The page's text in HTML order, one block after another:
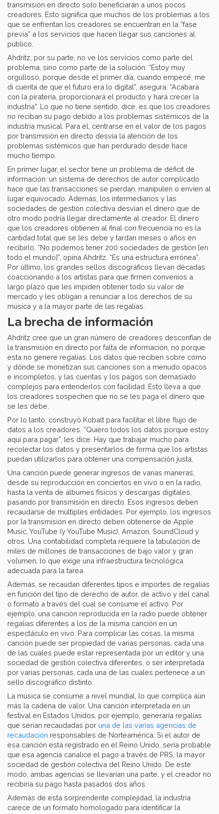
transmisión en directo solo beneficiarán a unos pocos
creadores. Esto significa que muchos de los problemas a los
que se enfrentan los creadores se encuentran en la “fase
previa” a los servicios que hacen llegar sus canciones al
público.
Ahdritz, por su parte, no ve los servicios como parte del
problema, sino como parte de la solución. “Estoy muy
orgulloso, porque desde el primer día, cuando empecé, me
di cuenta de que el futuro era lo digital”, asegura. “Acabará
con la piratería, proporcionará el producto y hará crecer la
industria”. Lo que no tiene sentido, dice, es que los creadores
no reciban su pago debido a los problemas sistémicos de la
industria musical. Para él, centrarse en el valor de los pagos
por transmisión en directo desvía la atención de los
problemas sistémicos que han perdurado desde hace
mucho tiempo.
En primer lugar, el sector tiene un problema de déficit de
información: un sistema de derechos de autor complicado
hace que las transacciones se pierdan, manipulen o envíen al
lugar equivocado. Además, los intermediarios y las
sociedades de gestión colectiva desvían el dinero que de
otro modo podría llegar directamente al creador. El dinero
que los creadores obtienen al final con frecuencia no es la
cantidad total que se les debe y tardan meses o años en
recibirlo. “No podemos tener 200 sociedades de gestión [en
todo el mundo]”, opina Ahdritz. “Es una estructura errónea”.
Por último, los grandes sellos discográficos llevan décadas
coaccionando a los artistas para que firmen convenios a
largo plazo que les impiden obtener todo su valor de
mercado y les obligan a renunciar a los derechos de su
música y a la mayor parte de las regalías.
La brecha de información
Ahdritz cree que un gran número de creadores desconfían de
la transmisión en directo por falta de información, no porque
esta no genere regalías. Los datos que reciben sobre cómo
y dónde se monetizan sus canciones son a menudo opacos
e incompletos, y las cuentas y los pagos son demasiado
complejos para entenderlos con facilidad. Esto lleva a que
los creadores sospechen que no se les paga el dinero que
se les debe.
Por lo tanto, construyó Kobalt para facilitar el libre flujo de
datos a los creadores. “Quiero todos los datos porque estoy
aquí para pagar”, les dice. Hay que trabajar mucho para
recolectar los datos y presentarlos de forma que los artistas
puedan utilizarlos para obtener una compensación justa.
Una canción puede generar ingresos de varias maneras,
desde su reproducción en conciertos en vivo o en la radio,
hasta la venta de álbumes físicos y descargas digitales,
pasando por transmisión en directo. Esos ingresos deben
recaudarse de múltiples entidades. Por ejemplo, los ingresos
por la transmisión en directo deben obtenerse de Apple
Music, YouTube (y YouTube Music), Amazon, SoundCloud y
otros. Una contabilidad completa requiere la tabulación de
miles de millones de transacciones de bajo valor y gran
volumen, lo que exige una infraestructura tecnológica
adecuada para la tarea.
Además, se recaudan diferentes tipos e importes de regalías
en función del tipo de derecho de autor, de activo y del canal
o formato a través del cual se consume el activo. Por
ejemplo, una canción reproducida en la radio puede obtener
regalías diferentes a los de la misma canción en un
espectáculo en vivo. Para complicar las cosas, la misma
canción puede ser propiedad de varias personas, cada una
de las cuales puede estar representada por un editor y una
sociedad de gestión colectiva diferentes, o ser interpretada
por varias personas, cada una de las cuales pertenece a un
sello discográfico distinto.
La música se consume a nivel mundial, lo que complica aún
más la cadena de valor. Una canción interpretada en un
festival en Estados Unidos, por ejemplo, generaría regalías
que serían recaudadas por una de las varias agencias de
recaudación responsables de Norteamérica. Si el autor de
esa canción está registrado en el Reino Unido, sería probable
que esa agencia canalice el pago a través de PRS, la mayor
sociedad de gestión colectiva del Reino Unido. De este
modo, ambas agencias se llevarían una parte, y el creador no
recibiría su pago hasta pasados dos años.
Además de esta sorprendente complejidad, la industria
carece de un formato homologado para identificar la